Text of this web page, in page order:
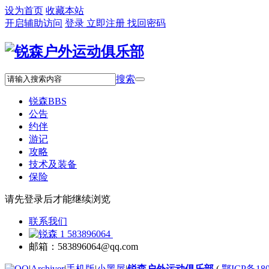
设为首页 收藏本站
开启辅助访问 登录 立即注册 找回密码
搜索
锐森BBS
公告
约伴
游记
攻略
技术及装备
保险
请先登录后才能继续浏览
联系我们
583896064
邮箱：583896064@qq.com